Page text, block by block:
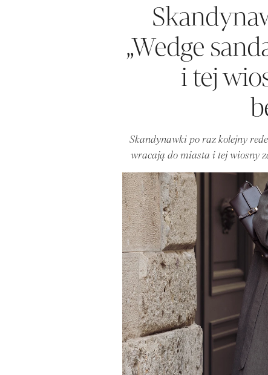
„Wedge
i tej
Skandynawki po raz kolejny
wracają do miasta i tej wiosny